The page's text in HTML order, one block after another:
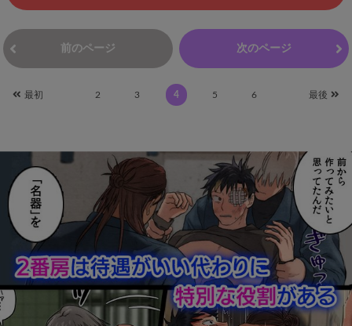
前のページ 次のページ
最初 2 3 4 5 6 最後